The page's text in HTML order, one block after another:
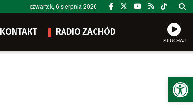
czwartek, 6 sierpnia 2026
KONTAKT RADIO ZACHÓD
SŁUCHAJ